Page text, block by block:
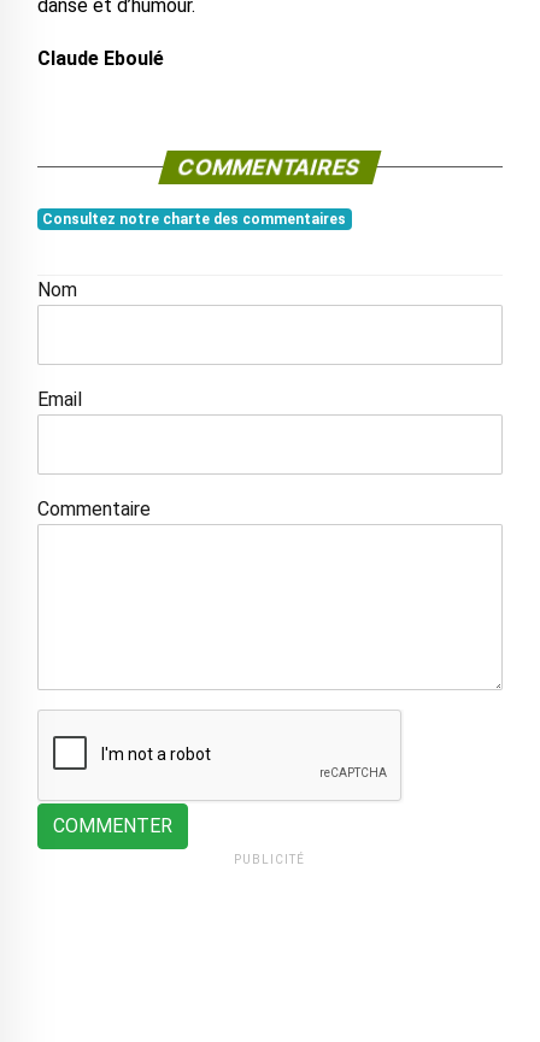
danse et d’humour.
Claude Eboulé
COMMENTAIRES
Consultez notre charte des commentaires
Nom
Email
Commentaire
COMMENTER
PUBLICITÉ